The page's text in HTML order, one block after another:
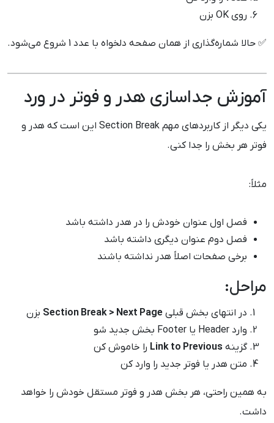
روی OK بزن
✅ حالا شماره‌گذاری از همان صفحه دلخواه با عدد 1 شروع می‌شود.
آموزش جداسازی هدر و فوتر در ورد
یکی دیگر از کاربردهای مهم Section Break این است که هدر و
فوتر هر بخش را جدا کنی.
مثلاً:
فصل اول عنوان خودش را در هدر داشته باشد
فصل دوم عنوان دیگری داشته باشد
برخی صفحات اصلاً هدر نداشته باشند
مراحل:
در انتهای بخش قبلی Section Break > Next Page بزن
وارد Header یا Footer بخش جدید شو
گزینه Link to Previous را خاموش کن
متن هدر یا فوتر جدید را وارد کن
به همین راحتی، هر بخش هدر و فوتر مستقل خودش را خواهد
داشت.